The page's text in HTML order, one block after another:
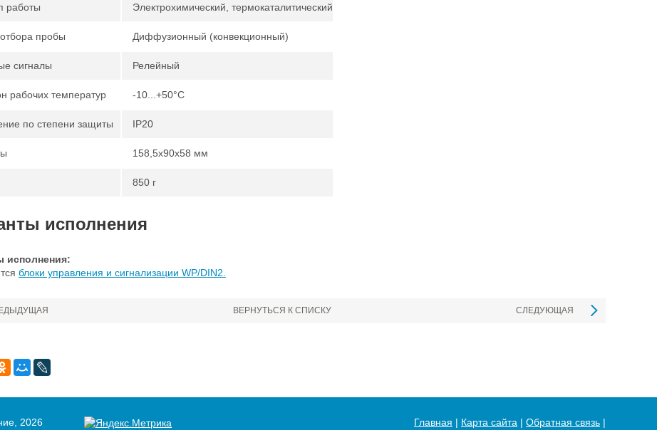
работы Электрохимический, термокаталитический
пробы Диффузионный (конвекционный)
сигналы Релейный
рабочих температур -10...+50°С
по степени защиты IP20
158,5х90х58 мм
850 г
исполнения
исполнения:
блоки управления и сигнализации WP/DIN2.
ВЕРНУТЬСЯ К СПИСКУ СЛЕДУЮЩАЯ
2026 Главная | Карта сайта | Обратная связь |